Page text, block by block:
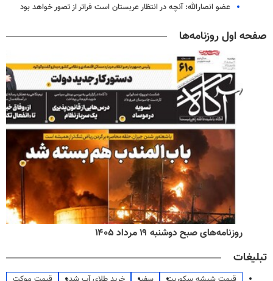
عضو انصارالله: آنچه در انتظار عربستان است فراتر از تصور خواهد بود
صفحه اول روزنامه‌ها
روزنامه‌های صبح دوشنبه ۱۹ مرداد ۱۴۰۵
تبلیغات